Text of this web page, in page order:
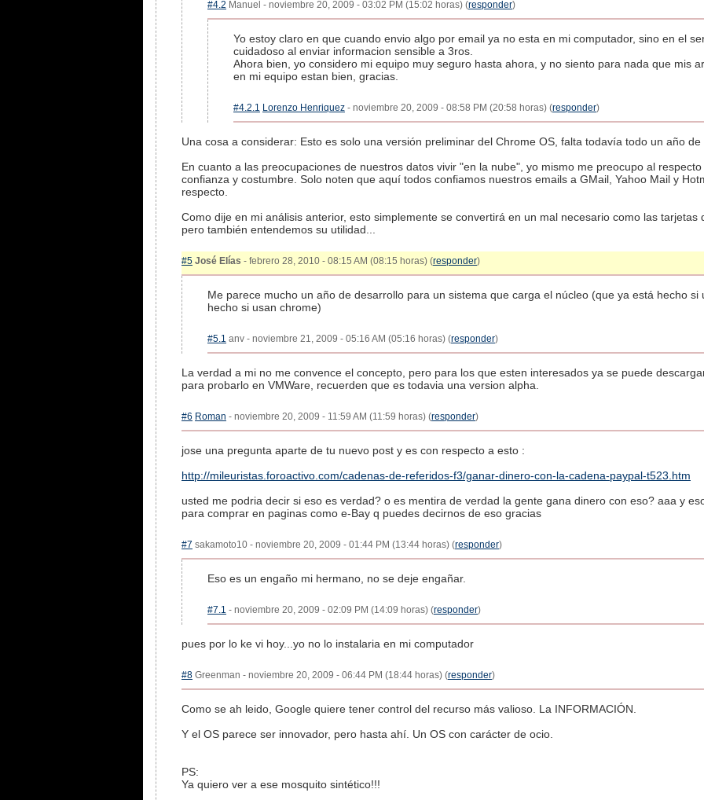
#4.2 Manuel - noviembre 20, 2009 - 03:02 PM (15:02 horas) (responder)
Yo estoy claro en que cuando envio algo por email ya no esta en mi computador, sino en el
cuidadoso al enviar informacion sensible a 3ros.
Ahora bien, yo considero mi equipo muy seguro hasta ahora, y no siento para nada que mis
en mi equipo estan bien, gracias.
#4.2.1 Lorenzo Henriquez - noviembre 20, 2009 - 08:58 PM (20:58 horas) (responder)
Una cosa a considerar: Esto es solo una versión preliminar del Chrome OS, falta todavía todo un año
En cuanto a las preocupaciones de nuestros datos vivir "en la nube", yo mismo me preocupo al
confianza y costumbre. Solo noten que aquí todos confiamos nuestros emails a GMail, Yahoo Mail y
respecto.
Como dije en mi análisis anterior, esto simplemente se convertirá en un mal necesario como las
pero también entendemos su utilidad...
#5 José Elías - febrero 28, 2010 - 08:15 AM (08:15 horas) (responder)
Me parece mucho un año de desarrollo para un sistema que carga el núcleo (que ya está hecho
hecho si usan chrome)
#5.1 anv - noviembre 21, 2009 - 05:16 AM (05:16 horas) (responder)
La verdad a mi no me convence el concepto, pero para los que esten interesados ya se puede
para probarlo en VMWare, recuerden que es todavia una version alpha.
#6 Roman - noviembre 20, 2009 - 11:59 AM (11:59 horas) (responder)
jose una pregunta aparte de tu nuevo post y es con respecto a esto :
http://mileuristas.foroactivo.com/cadenas-de-referidos-f3/ganar-dinero-con-la-cadena-paypal-t523.htm
usted me podria decir si eso es verdad? o es mentira de verdad la gente gana dinero con eso? aaa y
para comprar en paginas como e-Bay q puedes decirnos de eso gracias
#7 sakamoto10 - noviembre 20, 2009 - 01:44 PM (13:44 horas) (responder)
Eso es un engaño mi hermano, no se deje engañar.
#7.1 - noviembre 20, 2009 - 02:09 PM (14:09 horas) (responder)
pues por lo ke vi hoy...yo no lo instalaria en mi computador
#8 Greenman - noviembre 20, 2009 - 06:44 PM (18:44 horas) (responder)
Como se ah leido, Google quiere tener control del recurso más valioso. La INFORMACIÓN.
Y el OS parece ser innovador, pero hasta ahí. Un OS con carácter de ocio.
PS:
Ya quiero ver a ese mosquito sintético!!!